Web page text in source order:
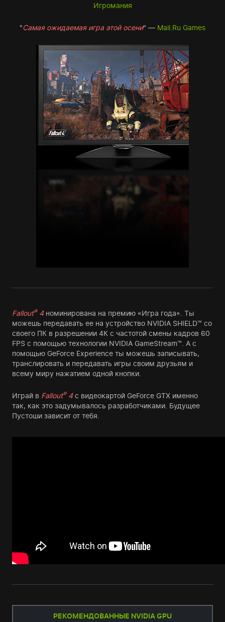
Игромания
"Самая ожидаемая игра этой осени" — Mail.Ru Games
Fallout®4номинирована на премию «Игра года». Ты
можешь передавать ее на устройство NVIDIA SHIELD™ со
своего ПК в разрешении 4К с частотой смены кадров 60
FPS с помощью технологии NVIDIA GameStream™. А с
помощью GeForce Experience ты можешь записывать,
транслировать и передавать игры своим друзьям и
всему миру нажатием одной кнопки.
Играй в Fallout®4с видеокартой GeForce GTX именно
так, как это задумывалось разработчиками. Будущее
Пустоши зависит от тебя.
РЕКОМЕНДОВАННЫЕ NVIDIA GPU